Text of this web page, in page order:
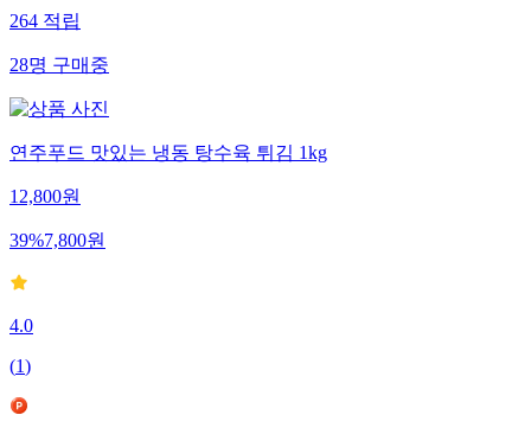
264적립
28명구매중
연주푸드 맛있는 냉동 탕수육 튀김 1kg
12,800원
39%7,800원
4.0
(1)